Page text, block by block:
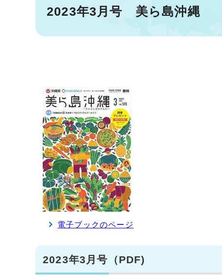
2023年3月号 美ら島沖縄
電子ブックのページ
2023年3月号（PDF)